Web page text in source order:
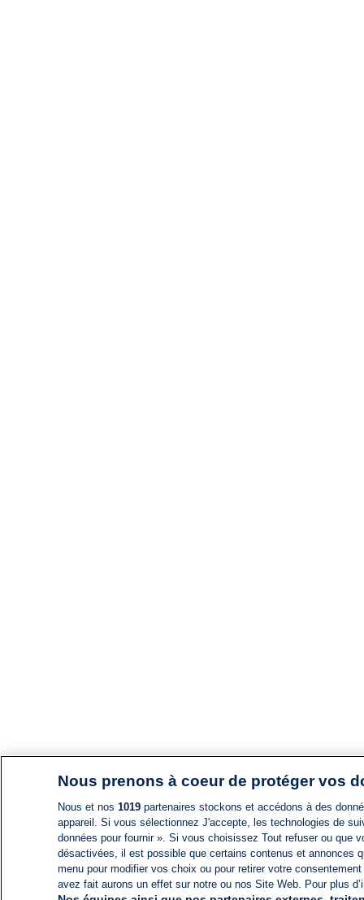
Nous prenons à coeur de protéger vos
Nous et nos 1019partenaires stockons et accédons à des
appareil. Si vous sélectionnez J'accepte, les technologies de
données pour fournir ». Si vous choisissez Tout refuser ou
désactivées, il est possible que certains contenus et annonces
menu pour modifier vos choix ou pour retirer votre
avez fait aurons un effet sur notre ou nos Site Web. Pour plus